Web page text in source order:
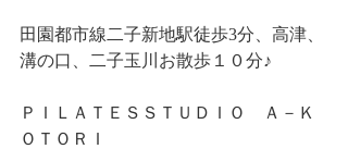
田園都市線二子新地駅徒歩3分、高津、
溝の口、二子玉川お散歩１０分♪
ＰＩＬＡＴＥＳＳＴＵＤＩＯ　Ａ－Ｋ
ＯＴＯＲＩ